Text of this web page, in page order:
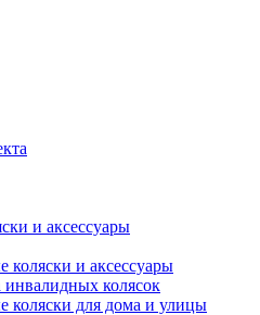
и аксессуары
коляски и аксессуары
инвалидных колясок
коляски для дома и улицы